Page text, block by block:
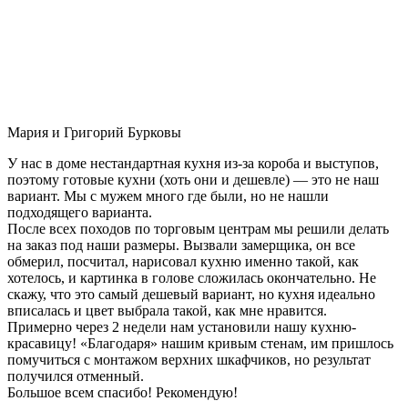
Мария и Григорий Бурковы
У нас в доме нестандартная кухня из-за короба и выступов,
поэтому готовые кухни (хоть они и дешевле) — это не наш
вариант. Мы с мужем много где были, но не нашли
подходящего варианта.
После всех походов по торговым центрам мы решили делать
на заказ под наши размеры. Вызвали замерщика, он все
обмерил, посчитал, нарисовал кухню именно такой, как
хотелось, и картинка в голове сложилась окончательно. Не
скажу, что это самый дешевый вариант, но кухня идеально
вписалась и цвет выбрала такой, как мне нравится.
Примерно через 2 недели нам установили нашу кухню-
красавицу! «Благодаря» нашим кривым стенам, им пришлось
помучиться с монтажом верхних шкафчиков, но результат
получился отменный.
Большое всем спасибо! Рекомендую!